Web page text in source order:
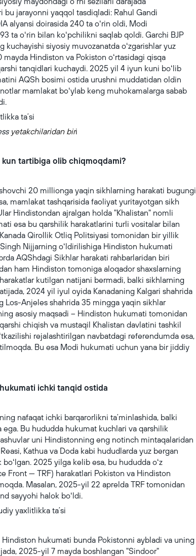
jarayonni yaqqol tasdiqladi: Rahul Gandi
alyansi doirasida 240 ta oʻrin oldi, Modi
ta oʻrin bilan koʻpchilikni saqlab qoldi. Garchi BJP
siyosiy muvozanatda oʻzgarishlar yuz
Hindiston va Pokiston oʻrtasidagi qisqa
tanqidlari kuchaydi. 2025 yil 4 iyun kuni boʻlib
AQSh bosimi ostida urushni muddatidan oldin
mamlakat boʻylab keng muhokamalarga sabab
yetakchilaridan biri
tartibiga olib chiqmoqdami?
20 millionga yaqin sikhlarning harakati bugungi
mamlakat tashqarisida faoliyat yuritayotgan sikh
Hindistondan ajralgan holda "Khalistan" nomli
esa bu qarshilik harakatlarini turli vositalar bilan
Qirollik Otliq Politsiyasi tomonidan bir yillik
Nijjarning oʻldirilishiga Hindiston hukumati
AQShdagi Sikhlar harakati rahbarlaridan biri
ham Hindiston tomoniga aloqador shaxslarning
kutilgan natijani bermadi, balki sikhlarning
2024 yil iyul oyida Kanadaning Kalgari shahrida
Los-Anjeles shahrida 35 mingga yaqin sikhlar
asosiy maqsadi – Hindiston hukumati tomonidan
chiqish va mustaqil Khalistan davlatini tashkil
rejalashtirilgan navbatdagi referendumda esa,
Bu esa Modi hukumati uchun yana bir jiddiy
ichki tanqid ostida
nafaqat ichki barqarorlikni taʼminlashida, balki
Bu hududda hukumat kuchlari va qarshilik
uni Hindistonning eng notinch mintaqalaridan
Kathua va Doda kabi hududlarda yuz bergan
2025 yilga kelib esa, bu hududda oʻz
Front — TRF) harakatlari Pokiston va Hindiston
Masalan, 2025-yil 22 aprelda TRF tomonidan
sayyohi halok boʻldi.
hukumati bunda Pokistonni aybladi va uning
2025-yil 7 mayda boshlangan "Sindoor"